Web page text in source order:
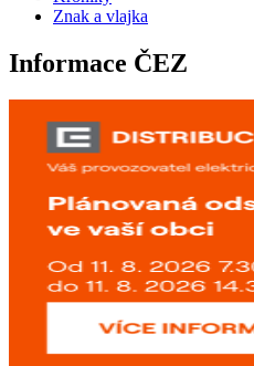
Znak a vlajka
Informace ČEZ